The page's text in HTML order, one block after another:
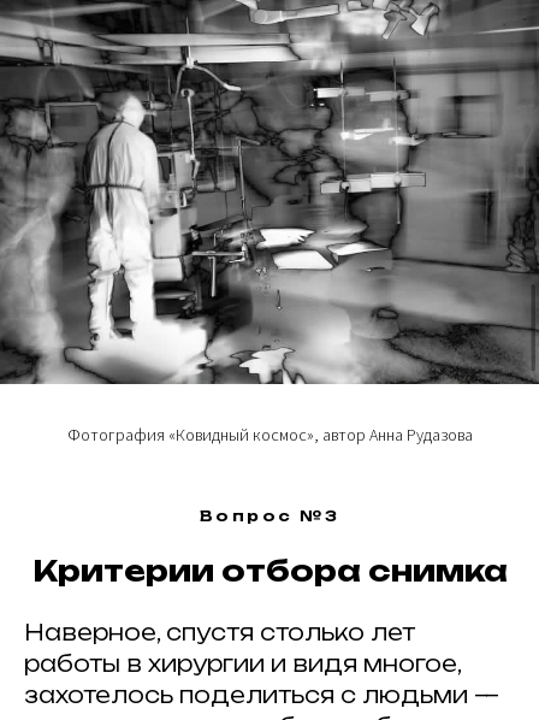
Фотография «Ковидный космос», автор Анна Рудазова
Вопрос №3
Критерии отбора снимка
Наверное, спустя столько лет
работы в хирургии и видя многое,
захотелось поделиться с людьми —
?
ИЩЕМ
ПАРТНЕРОВ
ПАРТНЕРЫ
ИНФОРМАЦИОННЫЕ ПАРТНЕРЫ
Организатор: ИП Гражданкина А.А.
ОГРНИП: 316 547 600 088 950
© 2025 Artkoko
mail@artkoko.ru
Проект Анны Гражданкиной